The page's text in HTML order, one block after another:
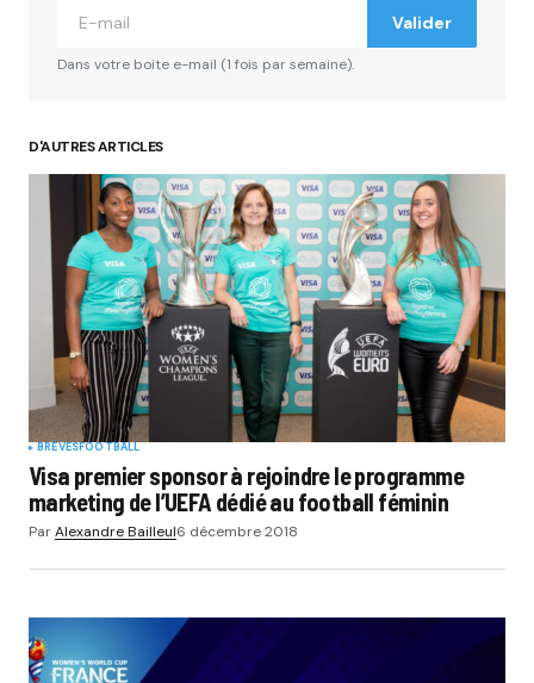
Valider
Dans votre boite e-mail (1 fois par semaine).
D'AUTRES ARTICLES
BRÈVESFOOTBALL
Visa premier sponsor à rejoindre le programme
marketing de l’UEFA dédié au football féminin
ParAlexandre Bailleul6 décembre 2018